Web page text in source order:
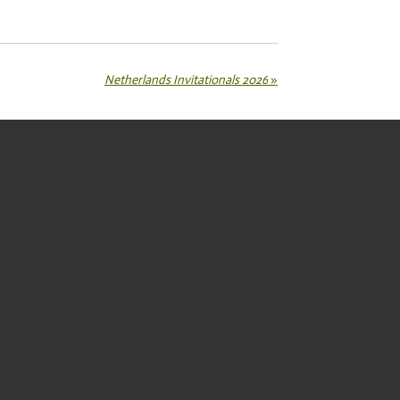
Netherlands Invitationals 2026»